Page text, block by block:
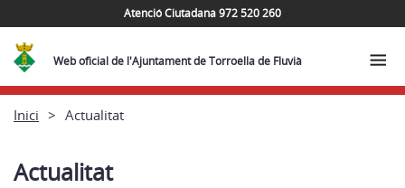
Atenció Ciutadana 972 520 260
Web oficial de l'Ajuntament de Torroella de Fluvià
Inici Actualitat
Actualitat